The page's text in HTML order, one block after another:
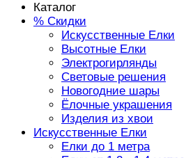
Каталог
% Скидки
Искусственные Елки
Высотные Елки
Электрогирлянды
Световые решения
Новогодние шары
Ёлочные украшения
Изделия из хвои
Искусственные Елки
Елки до 1 метра